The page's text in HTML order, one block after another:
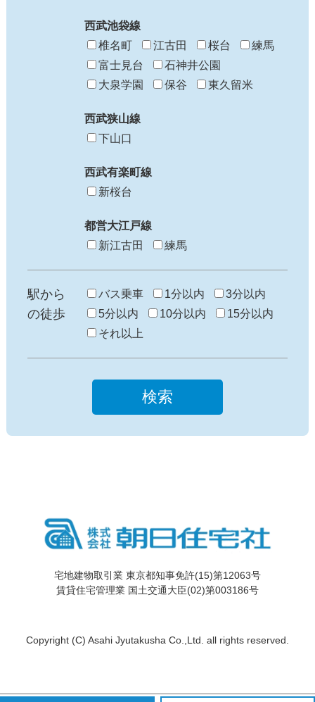
西武池袋線
椎名町
江古田 桜台
練馬
富士見台
石神井公園
大泉学園
保谷 東久留米
西武狭山線
下山口
西武有楽町線
新桜台
都営大江戸線
新江古田
練馬
駅から
の徒歩
バス乗車 1分以内
3分以内
5分以内
10分以内
15分以内
それ以上
検索
宅地建物取引業 東京都知事免許(15)第12063号
賃貸住宅管理業 国土交通大臣(02)第003186号
Copyright (C) Asahi Jyutakusha Co.,Ltd. all rights reserved.